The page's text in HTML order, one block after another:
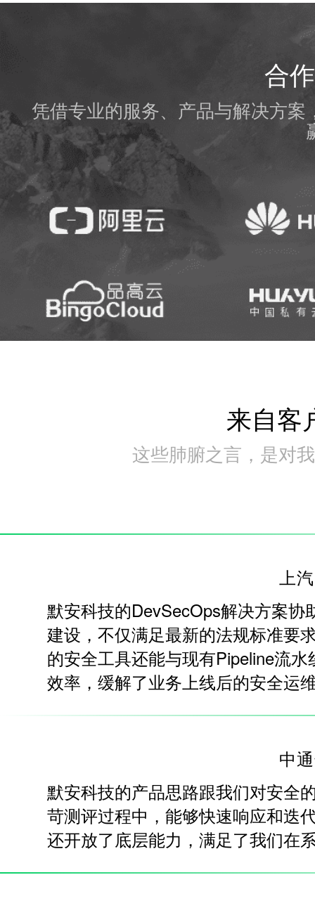
合
凭借专业的服务、产品与解决方
来自客
这些肺腑之言，是对
上
默安科技的DevSecOps解决方案
建设，不仅满足最新的法规标准要
的安全工具还能与现有Pipeline流
效率，缓解了业务上线后的安全运
中
默安科技的产品思路跟我们对安全
苛测评过程中，能够快速响应和迭
还开放了底层能力，满足了我们在